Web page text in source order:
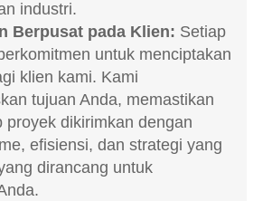
industri.
Berpusat pada Klien: Setiap
untuk menciptakan
klien kami. Kami
tujuan Anda, memastikan
proyek dikirimkan dengan
efisiensi, dan strategi yang
dirancang untuk